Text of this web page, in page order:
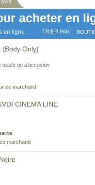
avis
acheter en
en ligne. TRIER PAR :
Only)
neufs ou d'occasion
ce marchand
CINEMA LINE
marchand